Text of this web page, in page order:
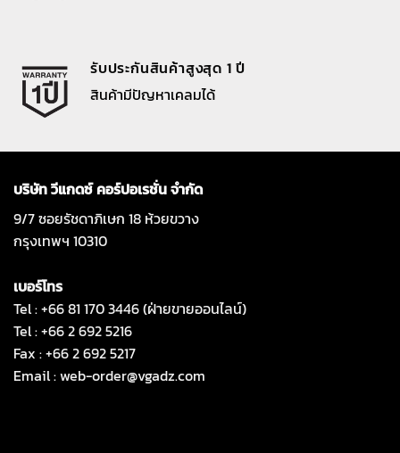
รับประกันสินค้าสูงสุด 1 ปี
สินค้ามีปัญหาเคลมได้
บริษัท วีแกดซ์ คอร์ปอเรชั่น จำกัด
9/7 ซอยรัชดาภิเษก 18 ห้วยขวาง
กรุงเทพฯ 10310
เบอร์โทร
Tel : +66 81 170 3446 (ฝ่ายขายออนไลน์)
Tel : +66 2 692 5216
Fax : +66 2 692 5217
Email :web-order@vgadz.com